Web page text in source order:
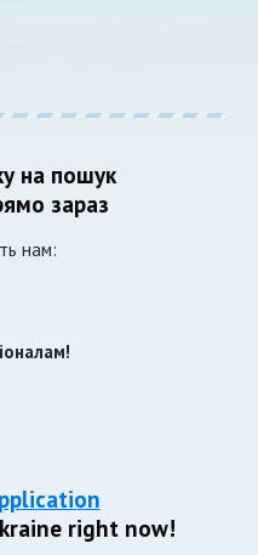
на пошук
зараз
нам:
right now!